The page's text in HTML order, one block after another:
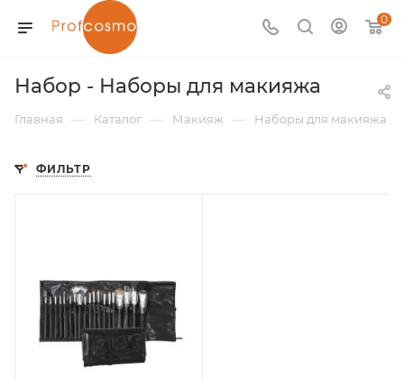
0
Набор - Наборы для макияжа
Главная — Каталог — Макияж — Наборы для макияжа
ФИЛЬТР